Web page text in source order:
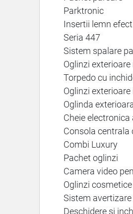
Parktronic
Insertii lemn
Seria 447
Sistem spalare
Oglinzi
Torpedo cu
Oglinzi
Oglinda
Cheie
Consola centrala
Combi Luxury
Pachet oglinzi
Camera video
Oglinzi
Sistem
Deschidere si